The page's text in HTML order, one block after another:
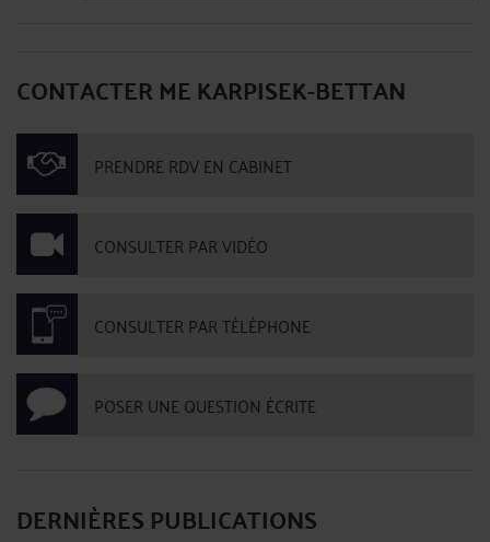
CONTACTER ME KARPISEK-BETTAN
PRENDRE RDV EN CABINET
CONSULTER PAR VIDÉO
CONSULTER PAR TÉLÉPHONE
POSER UNE QUESTION ÉCRITE
DERNIÈRES PUBLICATIONS